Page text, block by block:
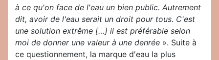
à ce qu'on face de l'eau un bien public. Autrement
dit, avoir de l'eau serait un droit pour tous. C'est
une solution extrême […] il est préférable selon
moi de donner une valeur à une denrée ». Suite à
ce questionnement, la marque d'eau la plus